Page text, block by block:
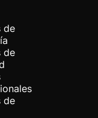
de
de
de